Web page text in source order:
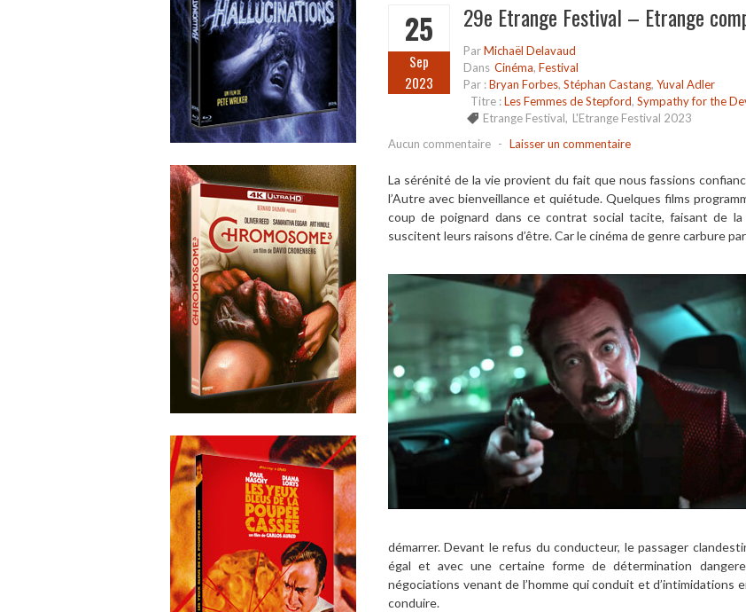
25
Sep
2023
29e Etrange Festival – Etrange
ParMichaël Delavaud
Dans Cinéma, Festival
Par :Bryan Forbes, Stéphan Castang, Yuval Adler
Titre :Les Femmes de Stepford, Sympathy for the
Etrange Festival, L'Etrange Festival 2023
Aucun commentaire - Laisser un commentaire
La sérénité de la vie provient du fait que nous fassions
l’Autre avec bienveillance et quiétude. Quelques films
coup de poignard dans ce contrat social tacite, faisant de la
suscitent leurs raisons d’être. Car le cinéma de genre carbure
démarrer. Devant le refus du conducteur, le passager
égal et avec une certaine forme de détermination
négociations venant de l’homme qui conduit et d’intimidations
conduire.